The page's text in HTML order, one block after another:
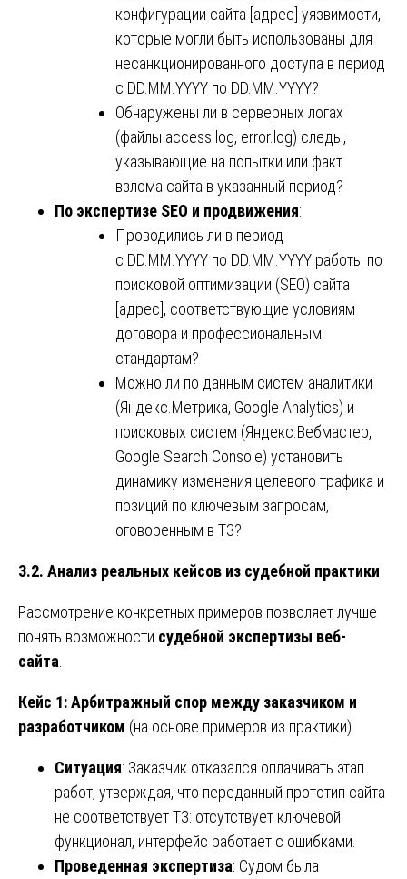
конфигурации сайта [адрес] уязвимости,
которые могли быть использованы для
несанкционированного доступа в период
с DD.MM.YYYY по DD.MM.YYYY?
Обнаружены ли в серверных логах
(файлы access.log, error.log) следы,
указывающие на попытки или факт
взлома сайта в указанный период?
По экспертизе SEO и продвижения:
Проводились ли в период
с DD.MM.YYYY по DD.MM.YYYY работы по
поисковой оптимизации (SEO) сайта
[адрес], соответствующие условиям
договора и профессиональным
стандартам?
Можно ли по данным систем аналитики
(Яндекс.Метрика, Google Analytics) и
поисковых систем (Яндекс.Вебмастер,
Google Search Console) установить
динамику изменения целевого трафика и
позиций по ключевым запросам,
оговоренным в ТЗ?
3.2. Анализ реальных кейсов из судебной практики
Рассмотрение конкретных примеров позволяет лучше
понять возможности судебной экспертизы веб-
сайта
Кейс 1: Арбитражный спор между заказчиком и
разработчиком (на основе примеров из практики).
Ситуация: Заказчик отказался оплачивать этап
работ, утверждая, что переданный прототип сайта
не соответствует ТЗ: отсутствует ключевой
функционал, интерфейс работает с ошибками.
Проведенная экспертиза: Судом была